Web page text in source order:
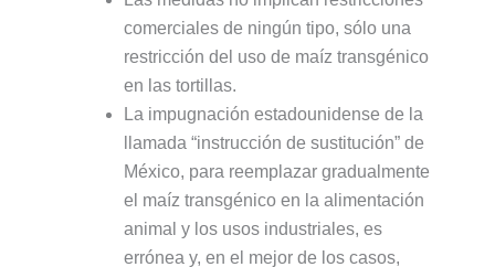
comerciales de ningún tipo, sólo una
restricción del uso de maíz transgénico
en las tortillas.
La impugnación estadounidense de la
llamada “instrucción de sustitución” de
México, para reemplazar gradualmente
el maíz transgénico en la alimentación
animal y los usos industriales, es
errónea y, en el mejor de los casos,